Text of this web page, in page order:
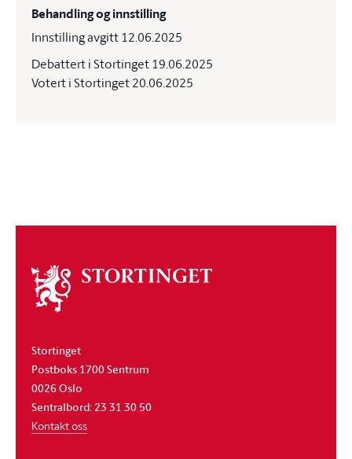
Behandling og innstilling
Innstilling avgitt 12.06.2025
Debattert i Stortinget 19.06.2025
Votert i Stortinget 20.06.2025
Om
stortinget
Stortinget
Postboks 1700 Sentrum
0026 Oslo
Sentralbord: 23 31 30 50
Kontakt oss